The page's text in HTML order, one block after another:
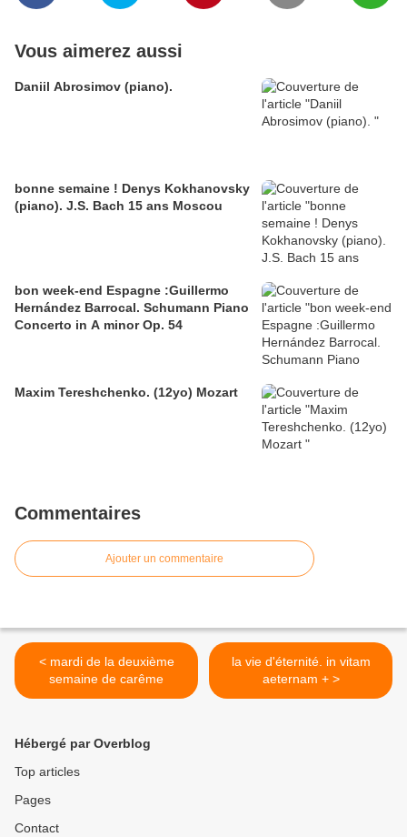
Vous aimerez aussi
Daniil Abrosimov (piano).
bonne semaine ! Denys Kokhanovsky
(piano). J.S. Bach 15 ans Moscou
bon week-end Espagne :Guillermo
Hernández Barrocal. Schumann Piano
Concerto in A minor Op. 54
Maxim Tereshchenko. (12yo) Mozart
Commentaires
Ajouter un commentaire
< mardi de la deuxième
semaine de carême
la vie d'éternité. in vitam
aeternam + >
Hébergé par Overblog
Top articles
Pages
Contact